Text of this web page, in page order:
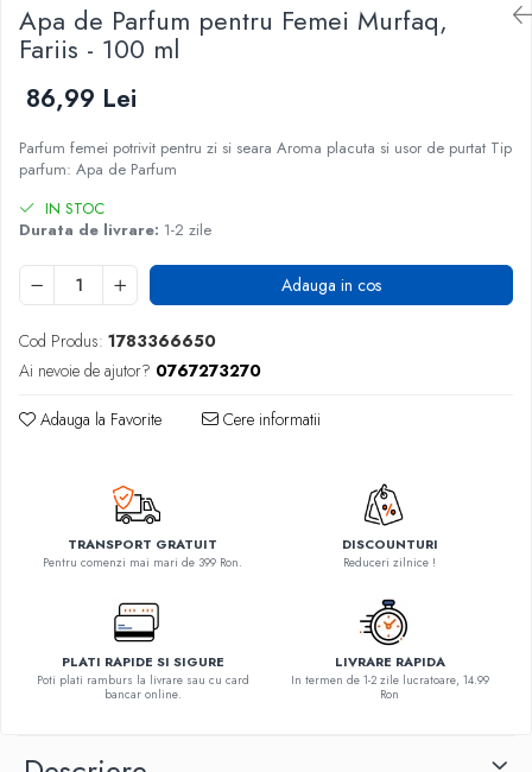
Apa de Parfum pentru Femei Murfaq,
Fariis - 100 ml
86,99 Lei
Parfum femei potrivit pentru zi si seara Aroma placuta si usor de purtat Tip
parfum: Apa de Parfum
IN STOC
Durata de livrare: 1-2 zile
Adauga in cos
Cod Produs: 1783366650
Ai nevoie de ajutor? 0767273270
Adauga la Favorite Cere informatii
TRANSPORT GRATUIT
Pentru comenzi mai mari de 399 Ron.
DISCOUNTURI
Reduceri zilnice !
PLATI RAPIDE SI SIGURE
Poti plati ramburs la livrare sau cu card
bancar online.
LIVRARE RAPIDA
In termen de 1-2 zile lucratoare, 14.99
Ron